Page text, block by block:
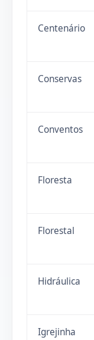
Centenário
Conservas
Conventos
Floresta
Florestal
Hidráulica
Igrejinha